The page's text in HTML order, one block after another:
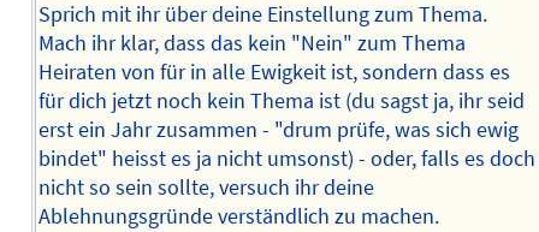
Sprich mit ihr über deine Einstellung zum Thema.
Mach ihr klar, dass das kein "Nein" zum Thema
Heiraten von für in alle Ewigkeit ist, sondern dass es
für dich jetzt noch kein Thema ist (du sagst ja, ihr seid
erst ein Jahr zusammen - "drum prüfe, was sich ewig
bindet" heisst es ja nicht umsonst) - oder, falls es doch
nicht so sein sollte, versuch ihr deine
Ablehnungsgründe verständlich zu machen.